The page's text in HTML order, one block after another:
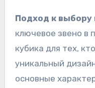
Подход к выбору
ключевое звено в
кубика для тех,
уникальный
основные